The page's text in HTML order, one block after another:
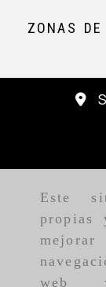
Este
propias
web
ZONAS DE